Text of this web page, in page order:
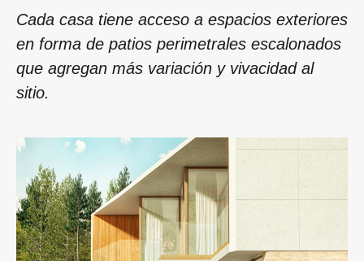
Cada casa tiene acceso a espacios exteriores
en forma de patios perimetrales escalonados
que agregan más variación y vivacidad al
sitio.